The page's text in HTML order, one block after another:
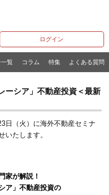
ログイン
覧 コラム 特集 よくある質問
ーシア」不動産投資＜最新
日（火）に海外不動産セミナ
いたします。
家が解説！
ア」不動産投資の